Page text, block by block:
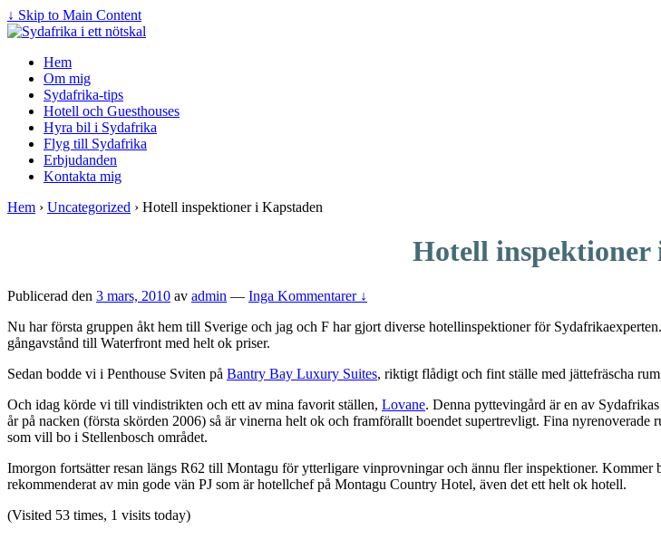
↓ Skip to Main Content
Hem
Om mig
Sydafrika-tips
Hotell och Guesthouses
Hyra bil i Sydafrika
Flyg till Sydafrika
Erbjudanden
Kontakta mig
Hem › Uncategorized › Hotell inspektioner i Kapstaden
Hotell inspektioner
Publicerad den 3 mars, 2010 av admin — Inga Kommentarer ↓
Nu har första gruppen åkt hem till Sverige och jag och F har gjort diverse hotellinspektioner för
gångavstånd till Waterfront med helt ok priser.
Sedan bodde vi i Penthouse Sviten på Bantry Bay Luxury Suites, riktigt flådigt och fint ställe med jättefräscha
Och idag körde vi till vindistrikten och ett av mina favorit ställen, Lovane. Denna pyttevingård är en av
år på nacken (första skörden 2006) så är vinerna helt ok och framförallt boendet supertrevligt. Fina
som vill bo i Stellenbosch området.
Imorgon fortsätter resan längs R62 till Montagu för ytterligare vinprovningar och ännu fler inspektioner. Kommer
rekommenderat av min gode vän PJ som är hotellchef på Montagu Country Hotel, även det ett helt ok hotell.
(Visited 53 times, 1 visits today)